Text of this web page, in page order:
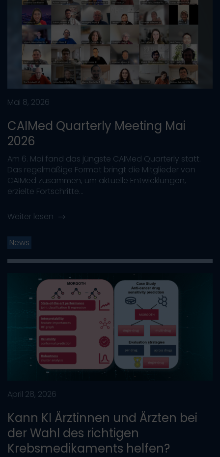
Mai 8, 2026
CAIMed Quarterly Meeting Mai
2026
Am 6. Mai fand das jüngste CAIMed Quarterly statt.
Das regelmäßige Format bringt die Mitglieder von
CAIMed zusammen, um aktuelle Entwicklungen,
erzielte Fortschritte...
Weiter lesen
News
April 28, 2026
Kann KI Ärztinnen und Ärzten bei
der Wahl des richtigen
Krebsmedikaments helfen?